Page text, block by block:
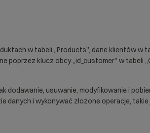
w tabeli „Products”, dane klientów w
poprzez klucz obcy „id_customer” w
dodawanie, usuwanie, modyfikowanie i
danych i wykonywać złożone operacje,